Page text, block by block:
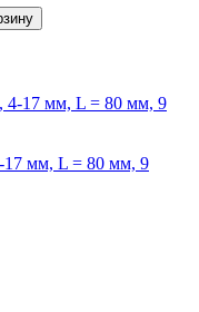
17 мм, L = 80 мм, 9